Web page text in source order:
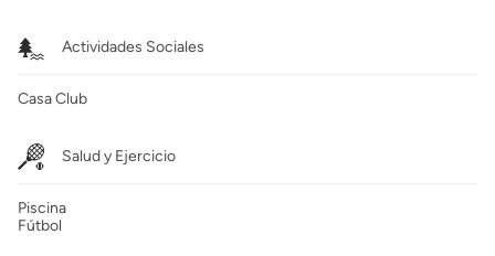
Actividades Sociales
Casa Club
Salud y Ejercicio
Piscina
Fútbol